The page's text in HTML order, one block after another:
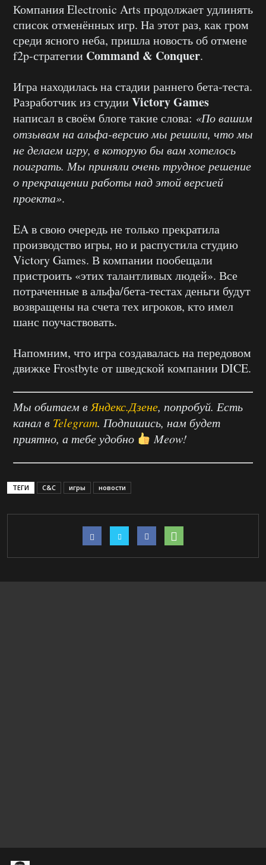
Компания Electronic Arts продолжает удлинять
список отменённых игр. На этот раз, как гром
среди ясного неба, пришла новость об отмене
f2p-стратегии Command & Conquer.
Игра находилась на стадии раннего бета-теста.
Разработчик из студии Victory Games
написал в своём блоге такие слова: «По вашим
отзывам на альфа-версию мы решили, что мы
не делаем игру, в которую бы вам хотелось
поиграть. Мы приняли очень трудное решение
о прекращении работы над этой версией
проекта».
EA в свою очередь не только прекратила
производство игры, но и распустила студию
Victory Games. В компании пообещали
пристроить «этих талантливых людей». Все
потраченные в альфа/бета-тестах деньги будут
возвращены на счета тех игроков, кто имел
шанс поучаствовать.
Напомним, что игра создавалась на передовом
движке Frostbyte от шведской компании DICE.
Мы обитаем в Яндекс.Дзене, попробуй. Есть
канал в Telegram. Подпишись, нам будет
приятно, а тебе удобно
Meow!
ТЕГИ C&C игры новости